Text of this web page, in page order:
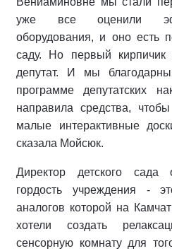
уже все оценили
оборудования, и оно есть
саду. Но первый
депутат. И мы
программе депутатских
направила средства,
малые интерактивные
сказала Мойсюк.
Директор детского сада
гордость учреждения -
аналогов которой на
хотели создать
сенсорную комнату для